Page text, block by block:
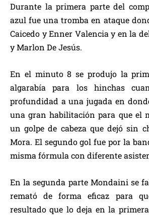
Durante la primera parte del
azul fue una tromba en ataque
Caicedo y Enner Valencia y en la
y Marlon De Jesús.
En el minuto 8 se produjo la
algarabía para los hinchas
profundidad a una jugada en
una gran habilitación para que el
un golpe de cabeza que dejó sin
Mora. El segundo gol fue por la
misma fórmula con diferente
En la segunda parte Mondaini se
remató de forma eficaz para
resultado que lo deja en la